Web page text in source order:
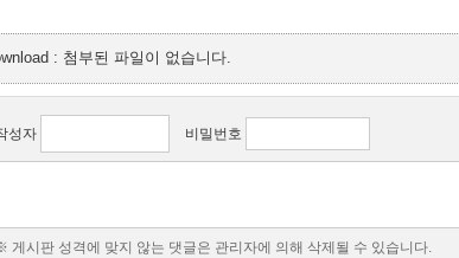
: 첨부된 파일이 없습니다.
성자 비밀번호
게시판 성격에 맞지 않는 댓글은 관리자에 의해 삭제될 수 있습니다.